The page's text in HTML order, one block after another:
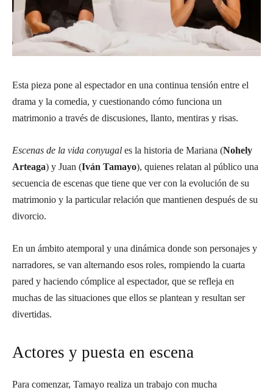
Esta pieza pone al espectador en una continua tensión entre el
drama y la comedia, y cuestionando cómo funciona un
matrimonio a través de discusiones, llanto, mentiras y risas.
Escenas de la vida conyugal es la historia de Mariana (Nohely
Arteaga) y Juan (Iván Tamayo), quienes relatan al público una
secuencia de escenas que tiene que ver con la evolución de su
matrimonio y la particular relación que mantienen después de su
divorcio.
En un ámbito atemporal y una dinámica donde son personajes y
narradores, se van alternando esos roles, rompiendo la cuarta
pared y haciendo cómplice al espectador, que se refleja en
muchas de las situaciones que ellos se plantean y resultan ser
divertidas.
Actores y puesta en escena
Para comenzar, Tamayo realiza un trabajo con mucha